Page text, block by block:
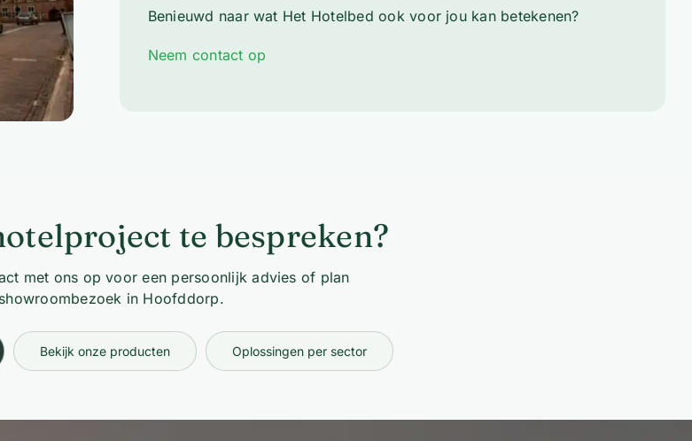
Benieuwd naar wat Het Hotelbed ook voor jou kan betekenen?
Neem contact op
te bespreken?
met ons op voor een persoonlijk advies of plan
in Hoofddorp.
Bekijk onze producten Oplossingen per sector